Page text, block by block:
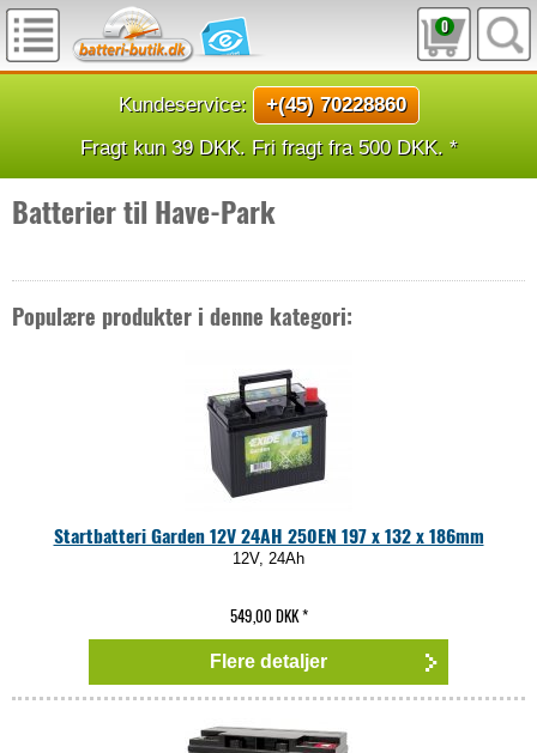
0
Kundeservice:
+(45) 70228860
Fragt kun 39 DKK. Fri fragt fra 500 DKK. *
Batterier til Have-Park
Populære produkter i denne kategori:
Startbatteri Garden 12V 24AH 250EN 197 x 132 x 186mm
12V, 24Ah
549,00 DKK*
Flere detaljer